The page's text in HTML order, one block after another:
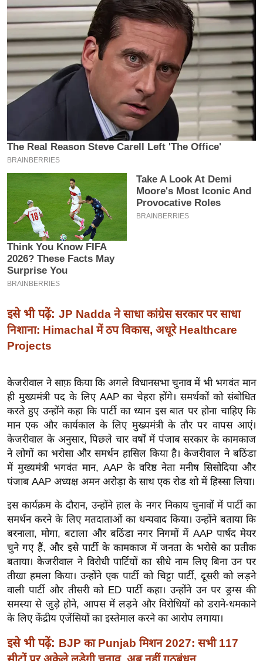
ट
I
P
L
2
0
2
इ
-
पे
प
र
मि
सा
बे
मि
श
ख्सि
य
त
यं
ग
इं
डि
या
सा
हि
त्य
ज
ग
त
टो
इसे भी पढ़ें: JP Nadda ने साधा कांग्रेस सरकार पर साधा
निशाना: Himachal में ठप विकास, अधूरे Healthcare
Projects
केजरीवाल ने साफ़ किया कि अगले विधानसभा चुनाव में भी भगवंत मान
ही मुख्यमंत्री पद के लिए AAP का चेहरा होंगे। समर्थकों को संबोधित
करते हुए उन्होंने कहा कि पार्टी का ध्यान इस बात पर होना चाहिए कि
मान एक और कार्यकाल के लिए मुख्यमंत्री के तौर पर वापस आएं।
केजरीवाल के अनुसार, पिछले चार वर्षों में पंजाब सरकार के कामकाज
ने लोगों का भरोसा और समर्थन हासिल किया है। केजरीवाल ने बठिंडा
में मुख्यमंत्री भगवंत मान, AAP के वरिष्ठ नेता मनीष सिसोदिया और
पंजाब AAP अध्यक्ष अमन अरोड़ा के साथ एक रोड शो में हिस्सा लिया।
इस कार्यक्रम के दौरान, उन्होंने हाल के नगर निकाय चुनावों में पार्टी का
समर्थन करने के लिए मतदाताओं का धन्यवाद किया। उन्होंने बताया कि
बरनाला, मोगा, बटाला और बठिंडा नगर निगमों में AAP पार्षद मेयर
चुने गए हैं, और इसे पार्टी के कामकाज में जनता के भरोसे का प्रतीक
बताया। केजरीवाल ने विरोधी पार्टियों का सीधे नाम लिए बिना उन पर
तीखा हमला किया। उन्होंने एक पार्टी को चिट्टा पार्टी, दूसरी को लड़ने
वाली पार्टी और तीसरी को ED पार्टी कहा। उन्होंने उन पर ड्रग्स की
समस्या से जुड़े होने, आपस में लड़ने और विरोधियों को डराने-धमकाने
के लिए केंद्रीय एजेंसियों का इस्तेमाल करने का आरोप लगाया।
इसे भी पढ़ें: BJP का Punjab मिशन 2027: सभी 117